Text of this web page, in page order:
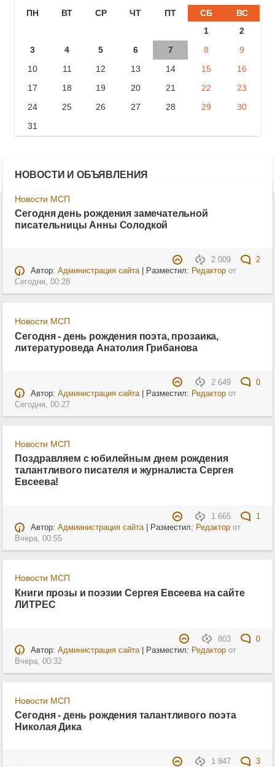
ПН ВТ СР ЧТ ПТ СБ
ВС
1
2
3
4 5 6 7 8
9
10
11 12 13 14 15
16
17
18 19 20 21 22
23
24
25 26 27 28 29
30
31
НОВОСТИ И ОБЪЯВЛЕНИЯ
Новости МСП
Сегодня день рождения замечательной
писательницы Анны Солодкой
2 009
2
Автор: Администрация сайта| Разместил: Редакторот
Сегодня, 00:28
Новости МСП
Сегодня - день рождения поэта, прозаика,
литературоведа Анатолия Грибанова
2 649
0
Автор: Администрация сайта| Разместил: Редакторот
Сегодня, 00:27
Новости МСП
Поздравляем с юбилейным днем рождения
талантливого писателя и журналиста Сергея
Евсеева!
1 665
1
Автор: Адмиинистрация сайта| Разместил: Редакторот
Вчера, 00:55
Новости МСП
Книги прозы и поэзии Сергея Евсеева на сайте
ЛИТРЕС
803
0
Автор: Администрация сайта| Разместил: Редакторот
Вчера, 00:32
Новости МСП
Сегодня - день рождения талантливого поэта
Николая Дика
1 847
3